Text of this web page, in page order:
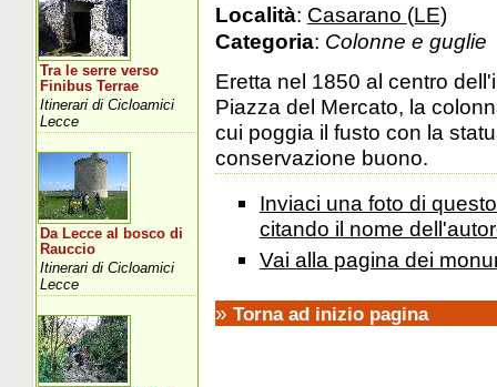
Località: Casarano (LE)
Categoria: Colonne e guglie
Eretta nel 1850 al centro
Piazza del Mercato, la
cui poggia il fusto con la
conservazione buono.
Inviaci una foto di
citando il nome
Vai alla pagina dei
» Torna ad inizio pagina
Tra le serre verso
Finibus Terrae
Itinerari di Cicloamici
Lecce
Da Lecce al bosco di
Rauccio
Itinerari di Cicloamici
Lecce